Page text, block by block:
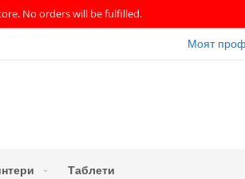
No orders will be fulfilled.
Моят
Таблети